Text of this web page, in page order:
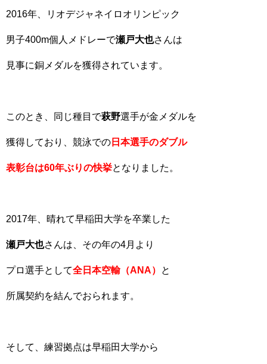
2016年、リオデジャネイロオリンピック
男子400m個人メドレーで瀬戸大也さんは
見事に銅メダルを獲得されています。
このとき、同じ種目で萩野選手が金メダルを
獲得しており、競泳での 日本選手のダブル
表彰台は60年ぶりの快挙となりました。
2017年、晴れて早稲田大学を卒業した
瀬戸大也さんは、その年の4月より
プロ選手として全日本空輸（ANA） と
所属契約を結んでおられます。
そして、練習拠点は早稲田大学から